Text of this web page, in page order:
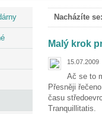
Nacházíte se:
Malý krok
15.07.2009
Ač se to
Přesněji
času
Tranquillitatis.